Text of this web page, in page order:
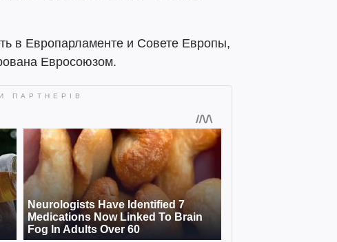
в Европарламенте и Совете Европы,
Евросоюзом.